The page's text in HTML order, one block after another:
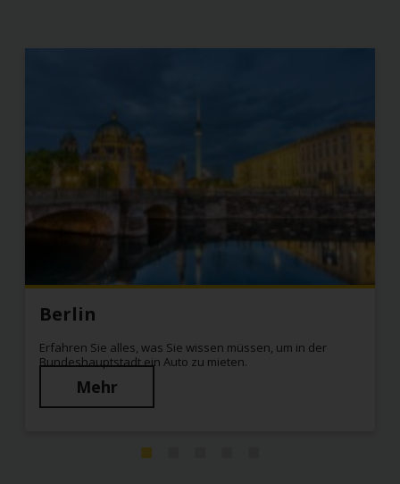
Berlin
Erfahren Sie alles, was Sie wissen müssen, um in der
Bundeshauptstadt ein Auto zu mieten.
Mehr